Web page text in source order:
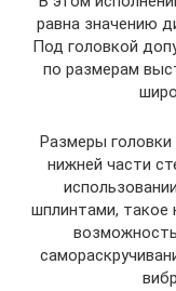
равна значению
Под головкой
по размерам
Размеры
нижней части
шплинтами, такое